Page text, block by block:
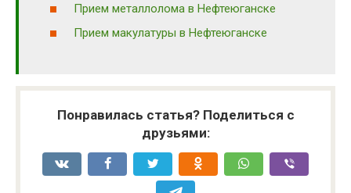
Прием металлолома в Нефтеюганске
Прием макулатуры в Нефтеюганске
Понравилась статья? Поделиться с
друзьями: